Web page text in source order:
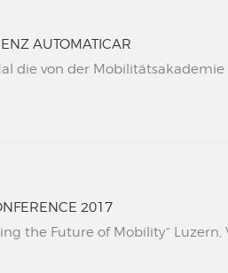
AUTOMATICAR
die von der Mobilitätsakademie
2017
the Future of Mobility“ Luzern,